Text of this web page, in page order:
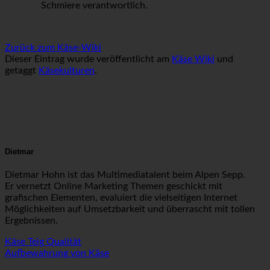
Schmiere verantwortlich.
Zurück zum Käse-Wiki
Dieser Eintrag wurde veröffentlicht am Käse Wiki und
getaggt Käsekulturen.
Dietmar
Dietmar Hohn ist das Multimediatalent beim Alpen Sepp.
Er vernetzt Online Marketing Themen geschickt mit
grafischen Elementen, evaluiert die vielseitigen Internet
Möglichkeiten auf Umsetzbarkeit und überrascht mit tollen
Ergebnissen.
Käse Teig Qualität
Aufbewahrung von Käse